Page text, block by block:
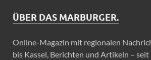
ÜBER DAS MARBURGER.
Online-Magazin mit regionalen
bis Kassel, Berichten und Artikeln –